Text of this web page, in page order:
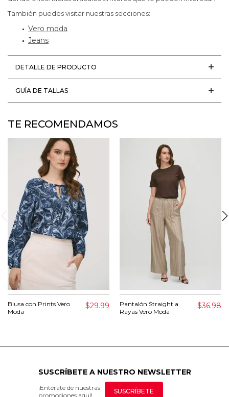
También puedes visitar nuestras secciones:
Vero moda
Jeans
DETALLE DE PRODUCTO
GUÍA DE TALLAS
TE RECOMENDAMOS
Blusa con Prints Vero
Moda
$29.99
Pantalón Straight a
Rayas Vero Moda
$36.98
SUSCRÍBETE A NUESTRO NEWSLETTER
¡Entérate de nuestras
promociones aquí!
SUSCRÍBETE